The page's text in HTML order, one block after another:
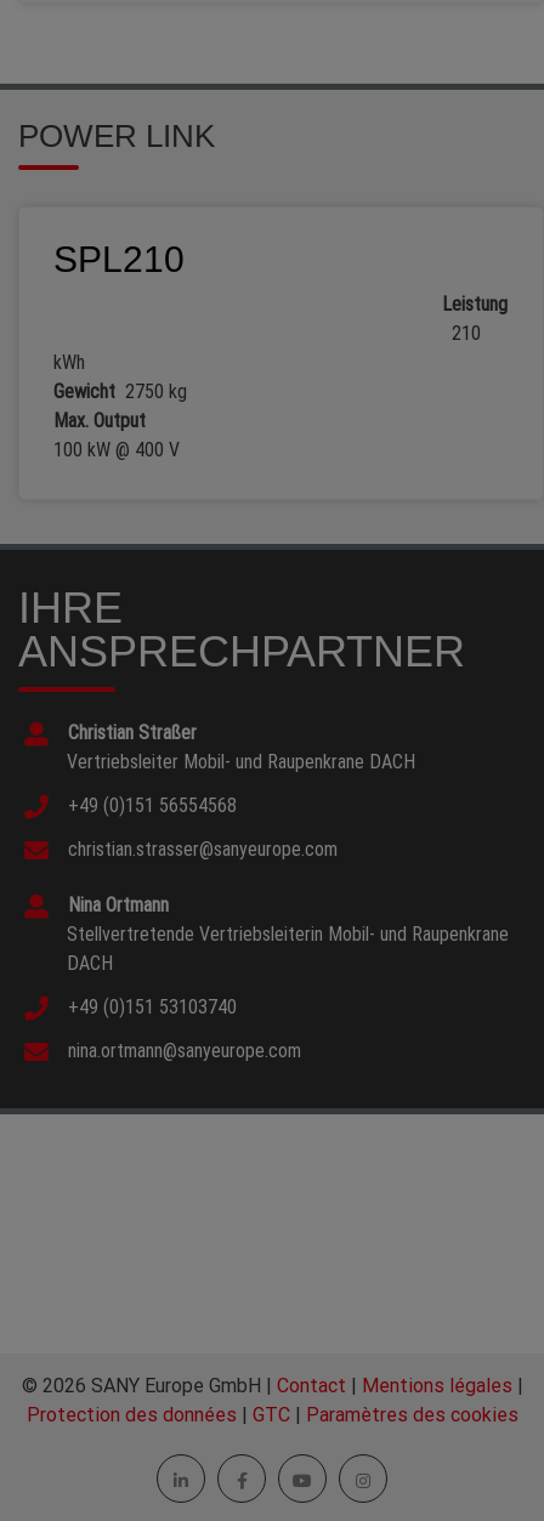
POWER LINK
SPL210
Leistung
210
kWh
Gewicht 2750 kg
Max. Output
100 kW @ 400 V
IHRE
ANSPRECHPARTNER
Christian Straßer
Vertriebsleiter Mobil- und Raupenkrane DACH
+49 (0)151 56554568
christian.strasser@sanyeurope.com
Nina Ortmann
Stellvertretende Vertriebsleiterin Mobil- und Raupenkrane
DACH
+49 (0)151 53103740
nina.ortmann@sanyeurope.com
© 2026 SANY Europe GmbH | Contact | Mentions légales |
Protection des données | GTC| Paramètres des cookies